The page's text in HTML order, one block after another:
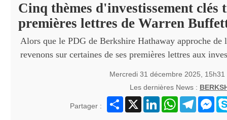
Cinq thèmes d'investissement clés
premières lettres de Warren
Alors que le PDG de Berkshire Hathaway approche de
revenons sur certaines de ses premières lettres aux
Mercredi 31 décembre 2025,
Les dernières News :
Partager :
Partager
X LinkedInWhatsAppTelegram